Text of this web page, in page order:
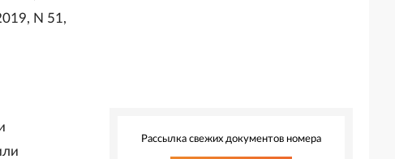
N 51,
Рассылка свежих документов номера